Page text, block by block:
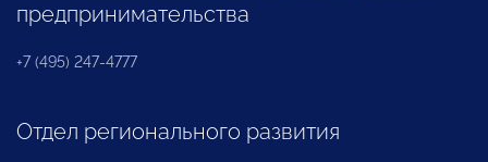
предпринимательства
+7 (495) 247-4777
Отдел регионального развития